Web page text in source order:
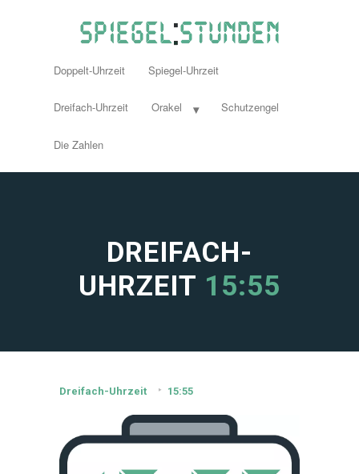
Doppelt-Uhrzeit Spiegel-Uhrzeit
Dreifach-Uhrzeit Orakel Schutzengel
Die Zahlen
DREIFACH-
UHRZEIT 15:55
Dreifach-Uhrzeit 15:55